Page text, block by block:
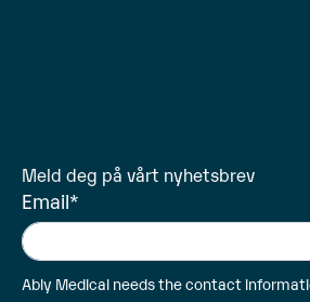
Meld deg på vårt nyhetsbrev
Email*
Ably Medical needs the contact